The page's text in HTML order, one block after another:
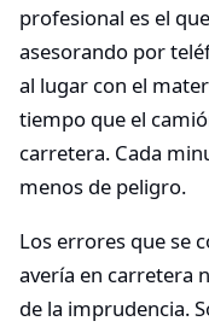
profesional es el
asesorando por
al lugar con el
tiempo que el
carretera. Cada
menos de peligro.
Los errores que se
avería en carretera
de la imprudencia.